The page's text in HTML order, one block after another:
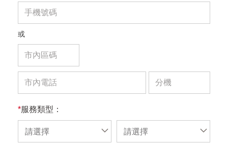
或
*服務類型：
請選擇 請選擇